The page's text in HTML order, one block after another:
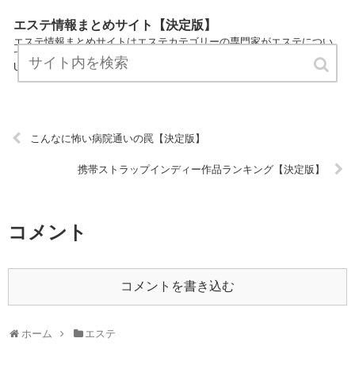
エステ情報まとめサイト【決定版】
エステ情報まとめサイトはエステカテゴリーの専門家がエステについ
てわかりやすく説明しているサイトです。 気軽にお読みください。
URL:
こんなに怖い病院通いの罠【決定版】
携帯ストラップインディー作品ランキング【決定版】
コメント
コメントを書き込む
ホーム エステ